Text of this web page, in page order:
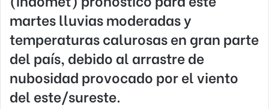
martes lluvias moderadas y
temperaturas calurosas en gran parte
del país, debido al arrastre de
nubosidad provocado por el viento
del este/sureste.